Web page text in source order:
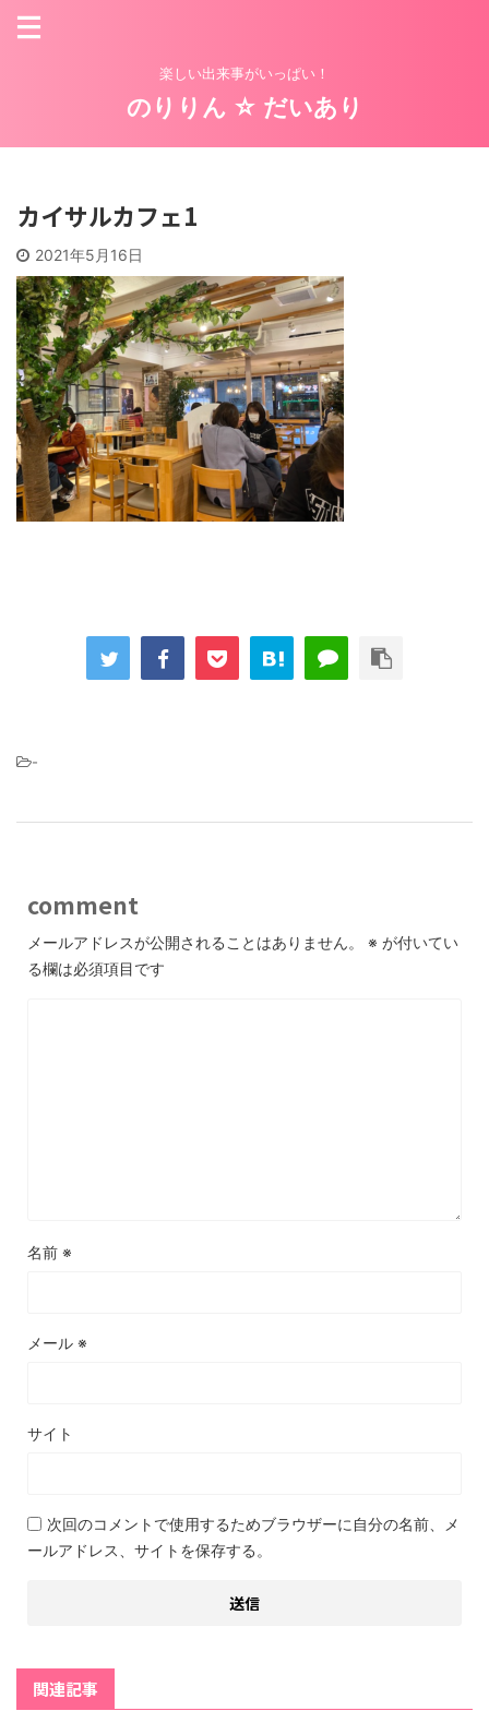
楽しい出来事がいっぱい！
のりりん ☆ だいあり
カイサルカフェ1
2021年5月16日
-
comment
メールアドレスが公開されることはありません。 ※ が付いてい
る欄は必須項目です
名前 ※
メール ※
サイト
次回のコメントで使用するためブラウザーに自分の名前、メ
ールアドレス、サイトを保存する。
関連記事